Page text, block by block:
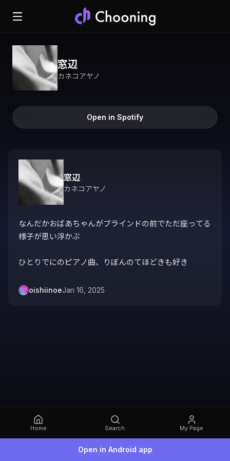
Home Search My Page
Open in Android app
窓辺
カネコアヤノ
Open in Spotify
窓辺
カネコアヤノ
なんだかおばあちゃんがブラインドの前でただ座ってる
様子が思い浮かぶ
ひとりでにのピアノ曲、りぼんのてほどきも好き
oishiinoeJan 16, 2025